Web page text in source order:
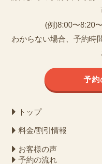
(例)8:00〜8:20
わからない場合、予約時
予約
トップ
料金/割引情報
お客様の声
予約の流れ